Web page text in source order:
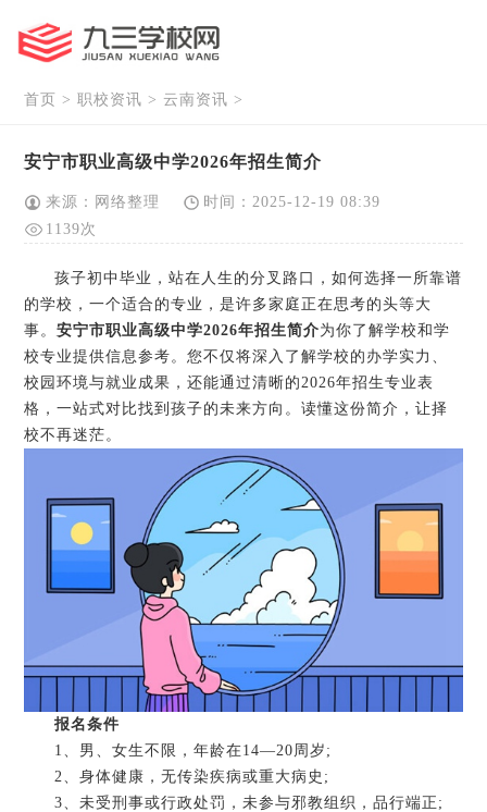
首页 >职校资讯 > 云南资讯 >
安宁市职业高级中学2026年招生简介
来源：网络整理
时间：2025-12-19 08:39
1139次
孩子初中毕业，站在人生的分叉路口，如何选择一所靠谱
的学校，一个适合的专业，是许多家庭正在思考的头等大
事。安宁市职业高级中学2026年招生简介为你了解学校和学
校专业提供信息参考。您不仅将深入了解学校的办学实力、
校园环境与就业成果，还能通过清晰的2026年招生专业表
格，一站式对比找到孩子的未来方向。读懂这份简介，让择
校不再迷茫。
报名条件
1、男、女生不限，年龄在14—20周岁;
2、身体健康，无传染疾病或重大病史;
3、未受刑事或行政处罚，未参与邪教组织，品行端正;